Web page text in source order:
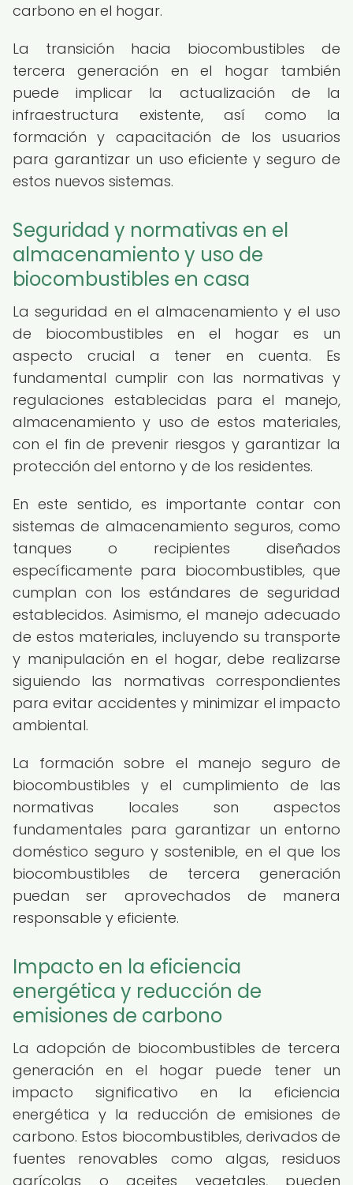
carbono en el hogar.
La transición hacia biocombustibles de
tercera generación en el hogar también
puede implicar la actualización de la
infraestructura existente, así como la
formación y capacitación de los usuarios
para garantizar un uso eficiente y seguro de
estos nuevos sistemas.
Seguridad y normativas en el
almacenamiento y uso de
biocombustibles en casa
La seguridad en el almacenamiento y el uso
de biocombustibles en el hogar es un
aspecto crucial a tener en cuenta. Es
fundamental cumplir con las normativas y
regulaciones establecidas para el manejo,
almacenamiento y uso de estos materiales,
con el fin de prevenir riesgos y garantizar la
protección del entorno y de los residentes.
En este sentido, es importante contar con
sistemas de almacenamiento seguros, como
tanques o recipientes diseñados
específicamente para biocombustibles, que
cumplan con los estándares de seguridad
establecidos. Asimismo, el manejo adecuado
de estos materiales, incluyendo su transporte
y manipulación en el hogar, debe realizarse
siguiendo las normativas correspondientes
para evitar accidentes y minimizar el impacto
ambiental.
La formación sobre el manejo seguro de
biocombustibles y el cumplimiento de las
normativas locales son aspectos
fundamentales para garantizar un entorno
doméstico seguro y sostenible, en el que los
biocombustibles de tercera generación
puedan ser aprovechados de manera
responsable y eficiente.
Impacto en la eficiencia
energética y reducción de
emisiones de carbono
La adopción de biocombustibles de tercera
generación en el hogar puede tener un
impacto significativo en la eficiencia
energética y la reducción de emisiones de
carbono. Estos biocombustibles, derivados de
fuentes renovables como algas, residuos
agrícolas o aceites vegetales, pueden